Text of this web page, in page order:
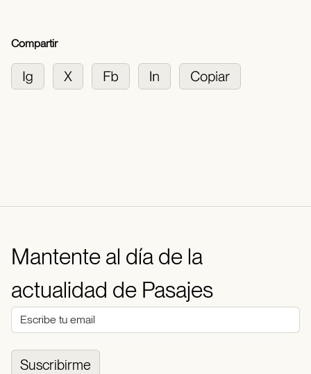
Compartir
Mantente al día de la
actualidad de Pasajes
Suscribirme